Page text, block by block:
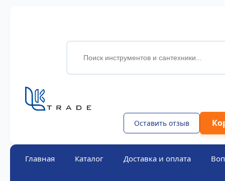
Оставить отзыв
Главная Каталог Доставка и оплата